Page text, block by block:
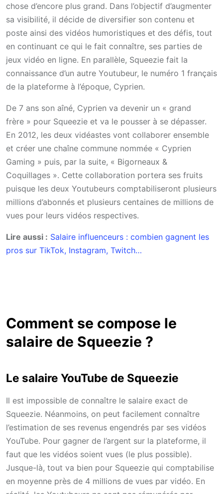
chose d’encore plus grand. Dans l’objectif d’augmenter
sa visibilité, il décide de diversifier son contenu et
poste ainsi des vidéos humoristiques et des défis, tout
en continuant ce qui le fait connaître, ses parties de
jeux vidéo en ligne. En parallèle, Squeezie fait la
connaissance d’un autre Youtubeur, le numéro 1 français
de la plateforme à l’époque, Cyprien.
De 7 ans son aîné, Cyprien va devenir un « grand
frère » pour Squeezie et va le pousser à se dépasser.
En 2012, les deux vidéastes vont collaborer ensemble
et créer une chaîne commune nommée « Cyprien
Gaming » puis, par la suite, « Bigorneaux &
Coquillages ». Cette collaboration portera ses fruits
puisque les deux Youtubeurs comptabiliseront plusieurs
millions d’abonnés et plusieurs centaines de millions de
vues pour leurs vidéos respectives.
Lire aussi : Salaire influenceurs : combien gagnent les
pros sur TikTok, Instagram, Twitch…
Comment se compose le
salaire de Squeezie ?
Le salaire YouTube de Squeezie
Il est impossible de connaître le salaire exact de
Squeezie. Néanmoins, on peut facilement connaître
l’estimation de ses revenus engendrés par ses vidéos
YouTube. Pour gagner de l’argent sur la plateforme, il
faut que les vidéos soient vues (le plus possible).
Jusque-là, tout va bien pour Squeezie qui comptabilise
en moyenne près de 4 millions de vues par vidéo. En